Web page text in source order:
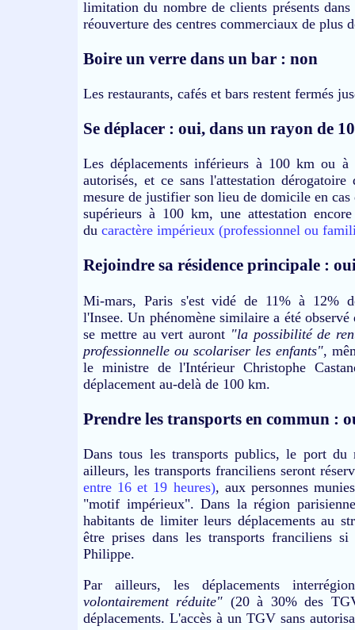
limitation du nombre de clients présents
réouverture des centres commerciaux de plus
Boire un verre dans un bar : non
Les restaurants, cafés et bars restent fermés
Se déplacer : oui, dans un rayon de
Les déplacements inférieurs à 100 km ou à
autorisés, et ce sans l'attestation
mesure de justifier son lieu de domicile en
supérieurs à 100 km, une attestation
du caractère impérieux (professionnel ou
Rejoindre sa résidence principale :
Mi-mars, Paris s'est vidé de 11% à 12%
l'Insee. Un phénomène similaire a été
se mettre au vert auront "la possibilité de
professionnelle ou scolariser les enfants",
le ministre de l'Intérieur Christophe
déplacement au-delà de 100 km.
Prendre les transports en commun :
Dans tous les transports publics, le port
ailleurs, les transports franciliens seront
entre 16 et 19 heures), aux personnes
"motif impérieux". Dans la région
habitants de limiter leurs déplacements au
être prises dans les transports franciliens
Philippe.
Par ailleurs, les déplacements
volontairement réduite" (20 à 30% des
déplacements. L'accès à un TGV sans